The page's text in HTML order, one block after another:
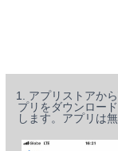
1. アプリストアか
プリをダウンロー
します。アプリは無